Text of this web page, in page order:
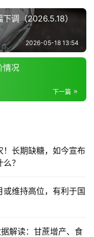
调（2026.5.18）
2026-05-18 13:54
情况
下一篇
长期缺糖，如今宣布
？
维持高位，有利于国
解读：甘蔗增产、食